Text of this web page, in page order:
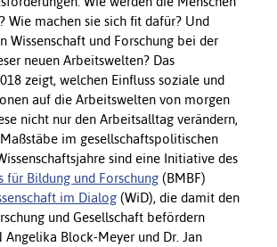
Wie machen sie sich fit dafür? Und
Wissenschaft und Forschung bei der
neuen Arbeitswelten? Das
zeigt, welchen Einfluss soziale und
auf die Arbeitswelten von morgen
nicht nur den Arbeitsalltag verändern,
im gesellschaftspolitischen
sind eine Initiative des
für Bildung und Forschung (BMBF)
im Dialog (WiD), die damit den
und Gesellschaft befördern
Angelika Block-Meyer und Dr. Jan